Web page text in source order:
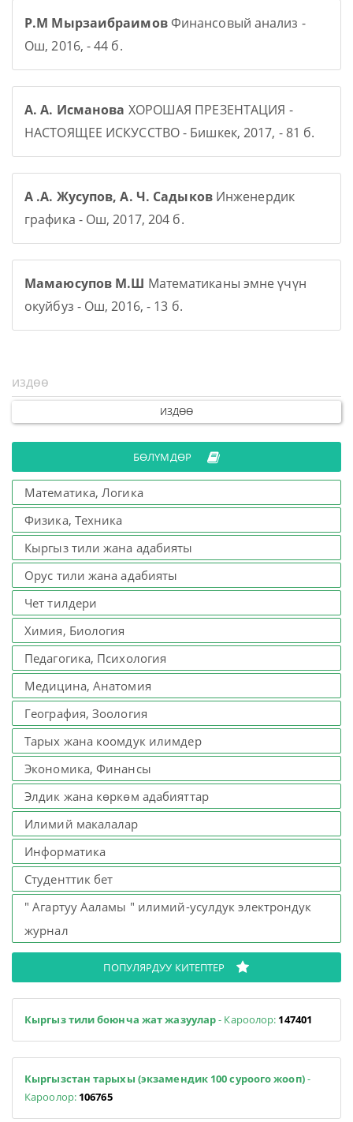
Р.М МырзаибраимовФинансовый анализ -
Ош, 2016, - 44 б.
А. А. Исманова ХОРОШАЯ ПРЕЗЕНТАЦИЯ -
НАСТОЯЩЕЕ ИСКУССТВО - Бишкек, 2017, - 81 б.
А .А. Жусупов, А. Ч. Садыков Инженердик
графика - Ош, 2017, 204 б.
Мамаюсупов М.Ш Математиканы эмне үчүн
окуйбуз - Ош, 2016, - 13 б.
ИЗДӨӨ
БӨЛҮМДӨР
Математика, Логика
Физика, Техника
Кыргыз тили жана адабияты
Орус тили жана адабияты
Чет тилдери
Химия, Биология
Педагогика, Психология
Медицина, Анатомия
География, Зоология
Тарых жана коомдук илимдер
Экономика, Финансы
Элдик жана көркөм адабияттар
Илимий макалалар
Информатика
Студенттик бет
" Агартуу Ааламы " илимий-усулдук электрондук
журнал
ПОПУЛЯРДУУ КИТЕПТЕР
Кыргыз тили боюнча жат жазуулар- Кароолор: 147401
Кыргызстан тарыхы (экзамендик 100 суроого жооп)-
Кароолор: 106765